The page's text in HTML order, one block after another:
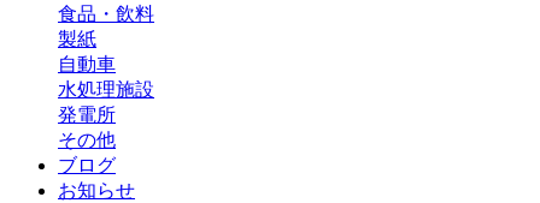
食品・飲料
製紙
自動車
水処理施設
発電所
その他
ブログ
お知らせ